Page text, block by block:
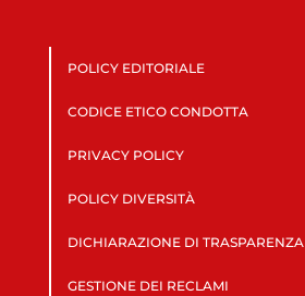
POLICY EDITORIALE
CODICE ETICO CONDOTTA
PRIVACY POLICY
POLICY DIVERSITÀ
DICHIARAZIONE DI TRASPARENZA
GESTIONE DEI RECLAMI